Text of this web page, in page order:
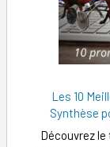
Les 10
Synthèse
Découvrez